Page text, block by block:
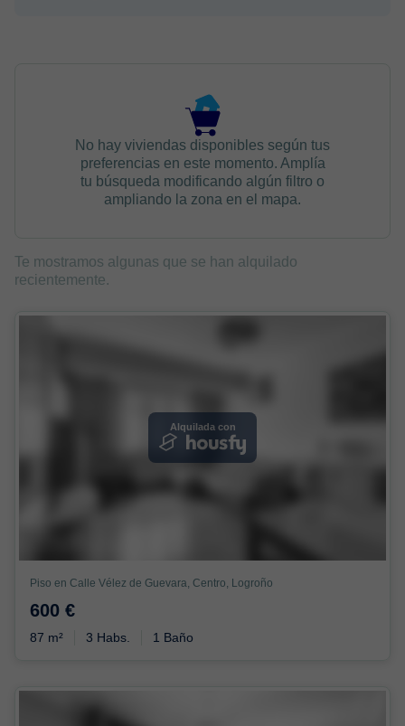
No hay viviendas disponibles según tus
preferencias en este momento. Amplía
tu búsqueda modificando algún filtro o
ampliando la zona en el mapa.
Te mostramos algunas que se han alquilado
recientemente.
Alquilada con
Piso en Calle Vélez de Guevara, Centro, Logroño
600 €
87 m² 3 Habs. 1 Baño